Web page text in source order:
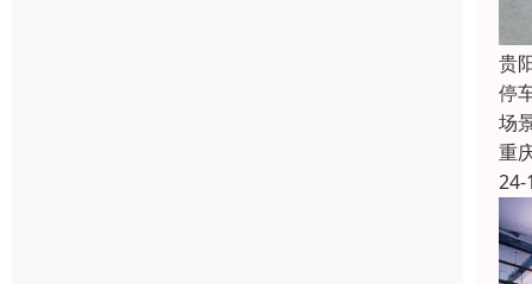
贵
停
场
重
24-